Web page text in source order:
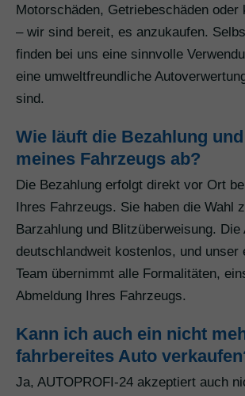
Motorschäden, Getriebeschäden oder
– wir sind bereit, es anzukaufen.
finden bei uns eine sinnvolle
eine umweltfreundliche
sind.
Wie läuft die Bezahlung
meines Fahrzeugs ab?
Die Bezahlung erfolgt direkt vor Ort
Ihres Fahrzeugs. Sie haben die Wahl
Barzahlung und Blitzüberweisung. Die
deutschlandweit kostenlos, und unser
Team übernimmt alle Formalitäten,
Abmeldung Ihres Fahrzeugs.
Kann ich auch ein nicht
fahrbereites Auto
Ja, AUTOPROFI-24 akzeptiert auch